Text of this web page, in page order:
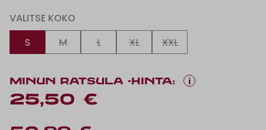
VALITSE KOKO
S
M L XL XXL
MINUN RATSULA -HINTA: i
25,50 €